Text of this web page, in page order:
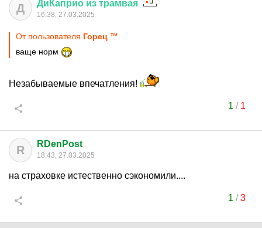
Д ДиКаприо из трамвая
16:38, 27.03.2025
От пользователя Горец ™
ваще норм
Незабываемые впечатления!
1 / 1
R RDenPost
18:43, 27.03.2025
на страховке истественно сэкономили....
1 /3